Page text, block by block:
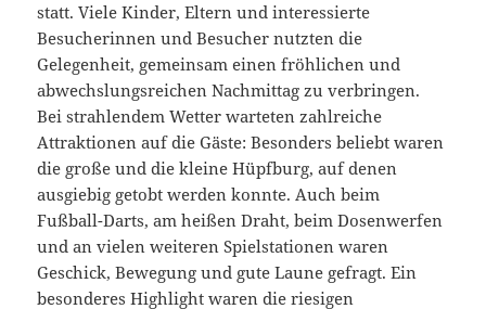
statt. Viele Kinder, Eltern und interessierte
Besucherinnen und Besucher nutzten die
Gelegenheit, gemeinsam einen fröhlichen und
abwechslungsreichen Nachmittag zu verbringen.
Bei strahlendem Wetter warteten zahlreiche
Attraktionen auf die Gäste: Besonders beliebt waren
die große und die kleine Hüpfburg, auf denen
ausgiebig getobt werden konnte. Auch beim
Fußball-Darts, am heißen Draht, beim Dosenwerfen
und an vielen weiteren Spielstationen waren
Geschick, Bewegung und gute Laune gefragt. Ein
besonderes Highlight waren die riesigen